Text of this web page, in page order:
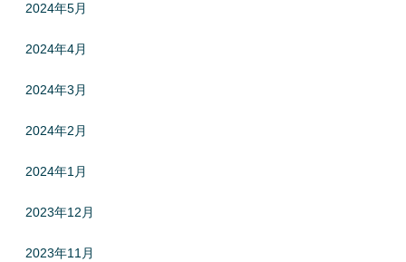
2024年5月
2024年4月
2024年3月
2024年2月
2024年1月
2023年12月
2023年11月